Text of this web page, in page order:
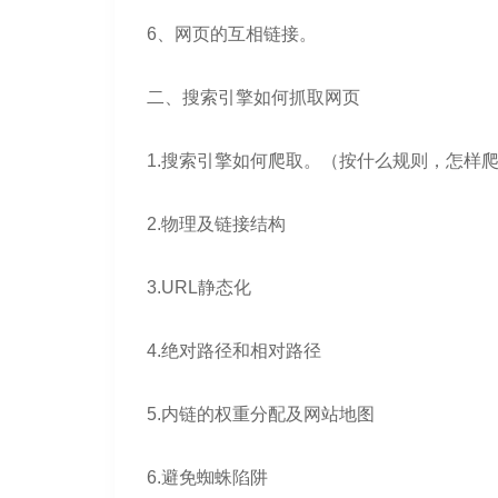
6、网页的互相链接。
二、搜索引擎如何抓取网页
1.搜索引擎如何爬取。（按什么规则，怎样
2.物理及链接结构
3.URL静态化
4.绝对路径和相对路径
5.内链的权重分配及网站地图
6.避免蜘蛛陷阱